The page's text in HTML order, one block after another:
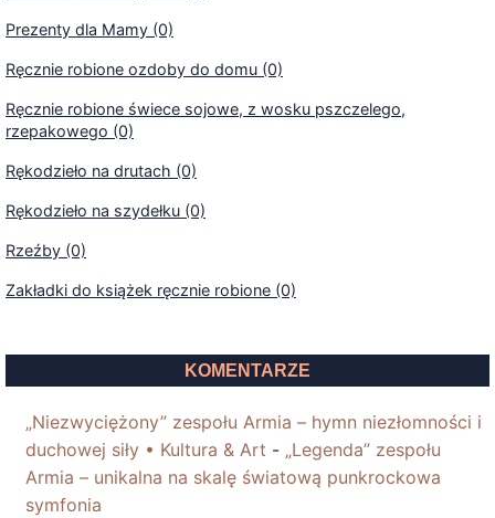
Prezenty dla Mamy (0)
Ręcznie robione ozdoby do domu (0)
Ręcznie robione świece sojowe, z wosku pszczelego,
rzepakowego (0)
Rękodzieło na drutach (0)
Rękodzieło na szydełku (0)
Rzeźby (0)
Zakładki do książek ręcznie robione (0)
KOMENTARZE
„Niezwyciężony” zespołu Armia – hymn niezłomności i
duchowej siły • Kultura & Art - „Legenda” zespołu
Armia – unikalna na skalę światową punkrockowa
symfonia